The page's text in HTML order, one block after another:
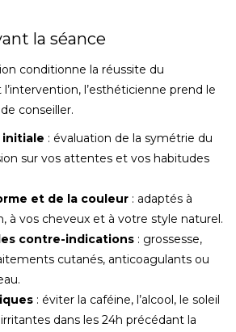
la séance
conditionne la réussite du
l’esthéticienne prend le
conseiller.
: évaluation de la symétrie du
sur vos attentes et vos habitudes
et de la couleur : adaptés à
à vos cheveux et à votre style naturel.
contre-indications : grossesse,
cutanés, anticoagulants ou
: éviter la caféine, l’alcool, le soleil
dans les 24h précédant la